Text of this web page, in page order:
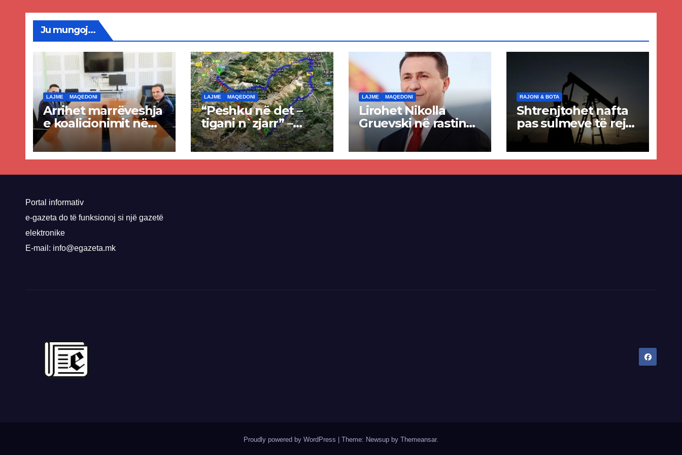
Ju mungoj...
LAJME MAQEDONI
Arrihet marrëveshja
e koalicionimit në
parim mes Kurtit
dhe Abdixhikut
LAJME MAQEDONI
“Peshku në det –
tigani n`zjarr” –
Ende pa u kryer
projekti i tunelit,
komuna e Tetovës
nis punimet për
LAJME MAQEDONI
Lirohet Nikolla
Gruevski në rastin
“Talir 2”, gjykata
rrëzon akuzat për
ndërtimin e
paligjshëm të selisë
RAJONI & BOTA
Shtrenjtohet nafta
pas sulmeve të reja
SHBA–Iran
Portal informativ
e-gazeta do të funksionoj si një gazetë
elektronike
E-mail: info@egazeta.mk
Proudly powered by WordPress Theme: Newsup by Themeansar.